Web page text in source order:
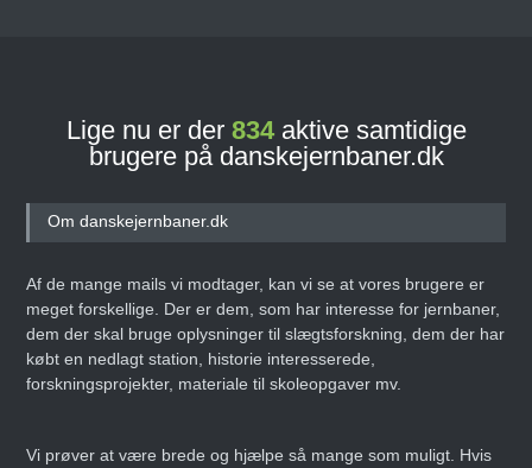
Lige nu er der 834aktive samtidige
brugere på danskejernbaner.dk
Om danskejernbaner.dk
Af de mange mails vi modtager, kan vi se at vores brugere er
meget forskellige. Der er dem, som har interesse for jernbaner,
dem der skal bruge oplysninger til slægtsforskning, dem der har
købt en nedlagt station, historie interesserede,
forskningsprojekter, materiale til skoleopgaver mv.
Vi prøver at være brede og hjælpe så mange som muligt. Hvis